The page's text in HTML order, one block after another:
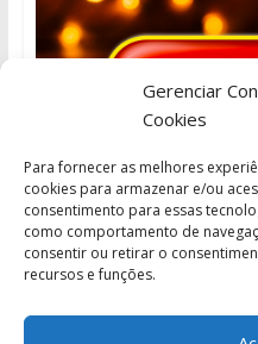
Gerenciar
Cookies
Para fornecer as melhores
cookies para armazenar e/ou
consentimento para essas
como comportamento de
consentir ou retirar o
recursos e funções.